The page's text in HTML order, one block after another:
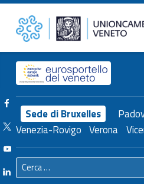
Lavoro in Veneto: oltre 51 mila le assunzioni previste dalle imprese a giugno – Unioncamere del Veneto
Header info sidebar
Sede di Bruxelles
Venezia-Rovigo Verona
Facebook Unioncamere Veneto
Twitter Unioncamere Veneto
Youtube Unioncamere Veneto
Linkedin Unioncamere Veneto
Ricerca per: